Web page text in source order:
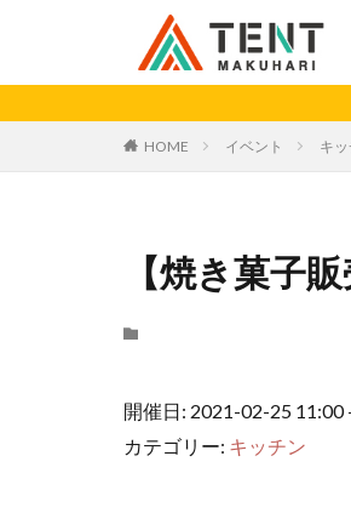
HOME イベント キ
【焼き菓子
開催日: 2021-02-25 11:00
カテゴリー: キッチン